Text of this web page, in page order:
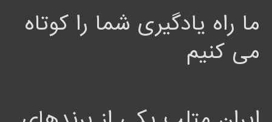
ما راه یادگیری شما را کوتاه
می کنیم